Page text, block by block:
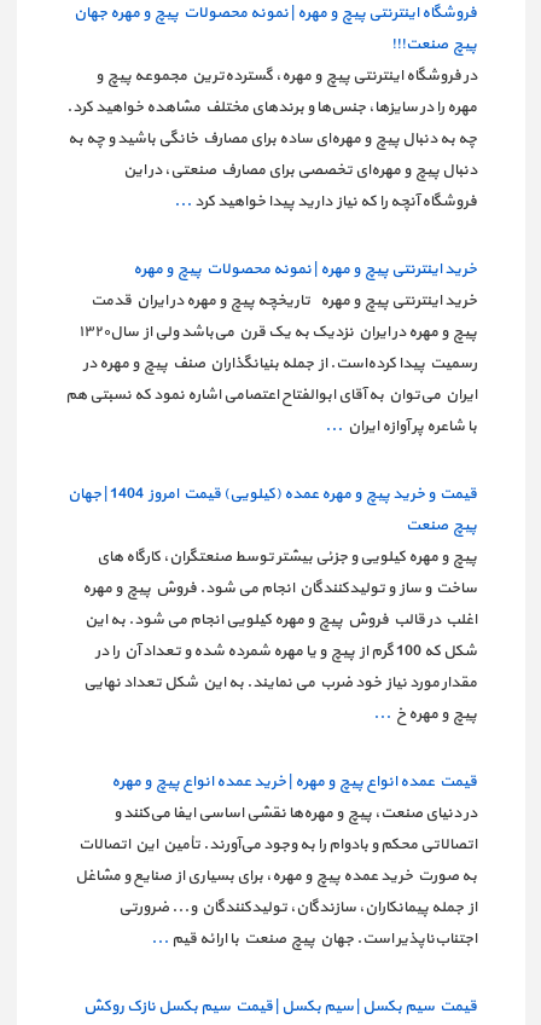
فروشگاه اینترنتی پیچ و مهره | نمونه محصولات پیچ و مهره جهان
پیچ صنعت!!!
در فروشگاه اینترنتی پیچ و مهره، گسترده‌ترین مجموعه پیچ و
مهره را در سایزها، جنس‌ها و برندهای مختلف مشاهده خواهید کرد.
چه به دنبال پیچ و مهره‌ای ساده برای مصارف خانگی باشید و چه به
دنبال پیچ و مهره‌ای تخصصی برای مصارف صنعتی، در این
فروشگاه آنچه را که نیاز دارید پیدا خواهید کرد ...
خرید اینترنتی پیچ و مهره | نمونه محصولات پیچ و مهره
خرید اینترنتی پیچ و مهره تاریخچه پیچ و مهره در ایران قدمت
پیچ و مهره در ایران نزدیک به یک قرن می‌باشد ولی از سال۱۳۲۰
رسمیت پیدا کرده‌است. از جمله بنیانگذاران صنف پیچ و مهره در
ایران می‌توان به آقای ابوالفتاح اعتصامی اشاره نمود که نسبتی هم
با شاعره پر آوازه ایران ...
قیمت و خرید پیچ و مهره عمده (کیلویی) قیمت امروز 1404 | جهان
پیچ صنعت
پیچ و مهره کیلویی و جزئی بیشتر توسط صنعتگران، کارگاه های
ساخت و ساز و تولیدکنندگان انجام می شود. فروش پیچ و مهره
اغلب در قالب فروش پیچ و مهره کیلویی انجام می شود. به این
شکل که 100 گرم از پیچ و یا مهره شمرده شده و تعداد آن را در
مقدار مورد نیاز خود ضرب می نمایند. به این شکل تعداد نهایی
پیچ و مهره خ ...
قیمت عمده انواع پیچ و مهره | خرید عمده انواع پیچ و مهره
در دنیای صنعت، پیچ و مهره‌ها نقشی اساسی ایفا می‌کنند و
اتصالاتی محکم و بادوام را به وجود می‌آورند. تأمین این اتصالات
به صورت خرید عمده پیچ و مهره، برای بسیاری از صنایع و مشاغل
از جمله پیمانکاران، سازندگان، تولیدکنندگان و... ضرورتی
اجتناب‌ناپذیر است. جهان پیچ صنعت با ارائه قیم ...
قیمت سیم بکسل | سیم بکسل | قیمت سیم بکسل نازک روکش